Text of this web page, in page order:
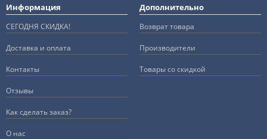
Информация
СЕГОДНЯ СКИДКА!
Доставка и оплата
Контакты
Отзывы
Как сделать заказ?
О нас
Дополнительно
Возврат товара
Производители
Товары со скидкой